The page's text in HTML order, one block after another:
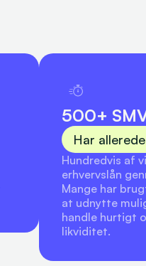
Har
500+
Hundredvis af
erhvervslån
Mange har
at udnytte
handle hurtigt
likviditet.